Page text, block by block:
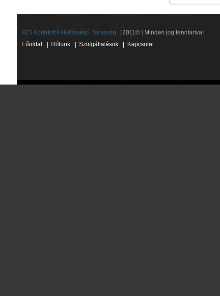
KCI Korlátolt Felelősségű Társaság. | 2011© | Minden jog fenntartva!
Főoldal
Rólunk Szolgáltatások Kapcsolat